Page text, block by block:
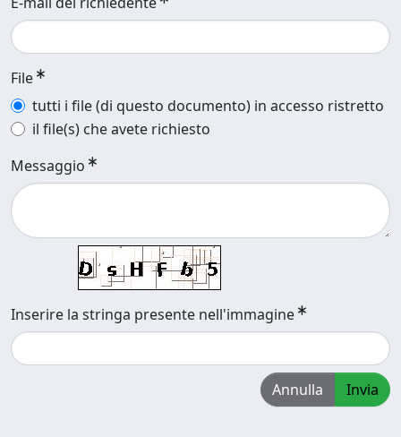
File
tutti i file (di questo documento) in accesso ristretto
il file(s) che avete richiesto
Messaggio
Inserire la stringa presente nell'immagine
Annulla Invia